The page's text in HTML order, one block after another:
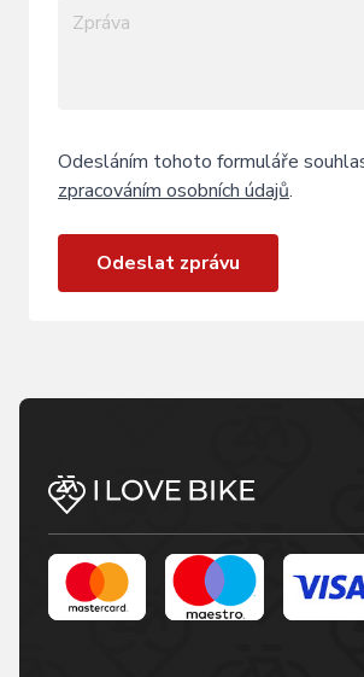
Odesláním tohoto formuláře
zpracováním osobních údajů.
Odeslat zprávu